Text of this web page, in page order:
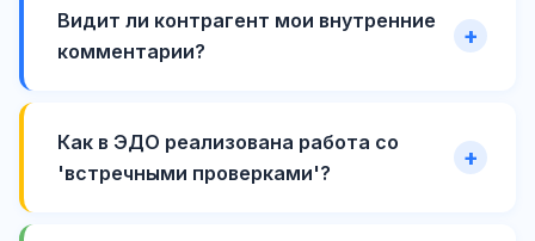
Видит ли контрагент мои внутренние
комментарии?
Как в ЭДО реализована работа со
'встречными проверками'?